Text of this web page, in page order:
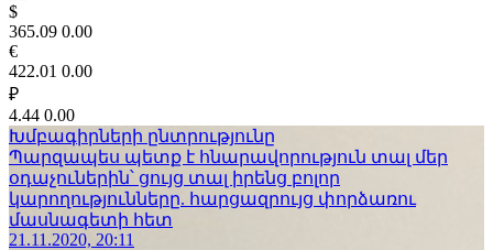
$
365.09 0.00
€
422.01 0.00
₽
4.44 0.00
Խմբագիրների ընտրությունը
Պարզապես պետք է հնարավորություն տալ մեր
օդաչուներին՝ ցույց տալ իրենց բոլոր
կարողությունները. հարցազրույց փորձառու
մասնագետի հետ
21.11.2020, 20:11